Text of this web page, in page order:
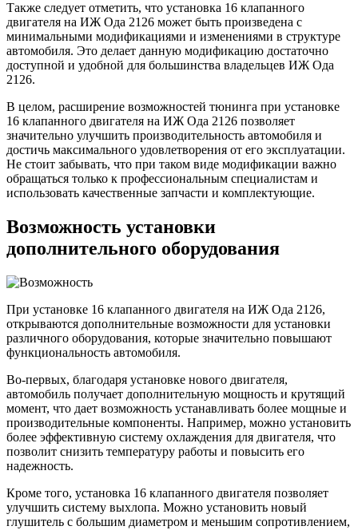
Также следует отметить, что установка 16 клапанного
двигателя на ИЖ Ода 2126 может быть произведена с
минимальными модификациями и изменениями в структуре
автомобиля. Это делает данную модификацию достаточно
доступной и удобной для большинства владельцев ИЖ Ода
2126.
В целом, расширение возможностей тюнинга при установке
16 клапанного двигателя на ИЖ Ода 2126 позволяет
значительно улучшить производительность автомобиля и
достичь максимального удовлетворения от его эксплуатации.
Не стоит забывать, что при таком виде модификации важно
обращаться только к профессиональным специалистам и
использовать качественные запчасти и комплектующие.
Возможность установки
дополнительного оборудования
При установке 16 клапанного двигателя на ИЖ Ода 2126,
открываются дополнительные возможности для установки
различного оборудования, которые значительно повышают
функциональность автомобиля.
Во-первых, благодаря установке нового двигателя,
автомобиль получает дополнительную мощность и крутящий
момент, что дает возможность устанавливать более мощные и
производительные компоненты. Например, можно установить
более эффективную систему охлаждения для двигателя, что
позволит снизить температуру работы и повысить его
надежность.
Кроме того, установка 16 клапанного двигателя позволяет
улучшить систему выхлопа. Можно установить новый
глушитель с большим диаметром и меньшим сопротивлением,